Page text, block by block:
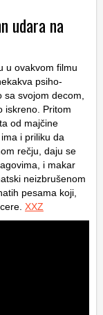
udara na
u ovakvom filmu
psiho-
sa svojom decom,
iskreno. Pritom
od majčine
i priliku da
rečju, daju se
i makar
neizbrušenom
pesama koji,
XXZ